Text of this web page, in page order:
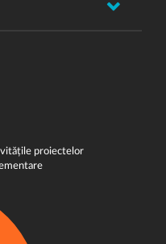
012167
proiectelor